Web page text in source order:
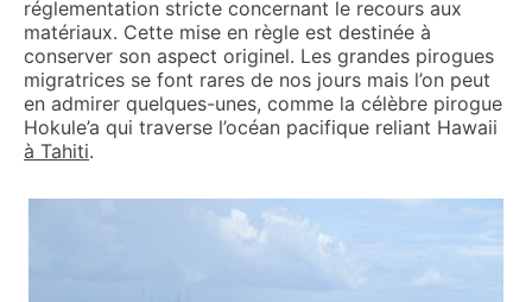
réglementation stricte concernant le recours aux
matériaux. Cette mise en règle est destinée à
conserver son aspect originel. Les grandes pirogues
migratrices se font rares de nos jours mais l’on peut
en admirer quelques-unes, comme la célèbre pirogue
Hokule’a qui traverse l’océan pacifique reliant Hawaii
à Tahiti.